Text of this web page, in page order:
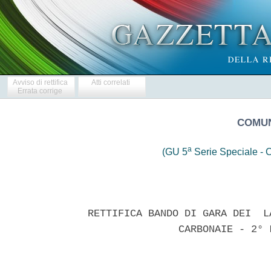
Avviso di rettifica
Errata corrige
Atti correlati
(GU 5a Serie Speciale -
RETTIFICA BANDO DI GARA DEI
CARBONAIE -